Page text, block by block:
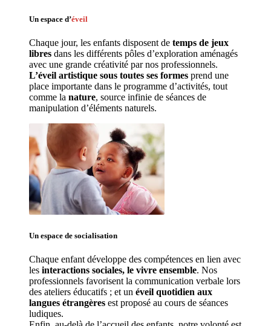
Un espace d’éveil
Chaque jour, les enfants disposent de temps de jeux
libres dans les différents pôles d’exploration aménagés
L’éveil artistique sous toutes ses formes prend une
place importante dans le programme d’activités, tout
comme la nature, source infinie de séances de
manipulation d’éléments naturels.
Un espace de socialisation
Chaque enfant développe des compétences en lien avec
les interactions sociales, le vivre ensemble. Nos
professionnels favorisent la communication verbale lors
des ateliers éducatifs ; et un éveil quotidien aux
langues étrangères est proposé au cours de séances
ludiques.